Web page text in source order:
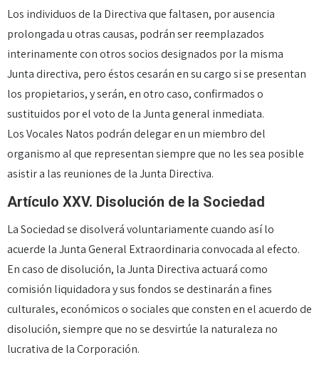
Los individuos de la Directiva que faltasen, por ausencia
prolongada u otras causas, podrán ser reemplazados
interinamente con otros socios designados por la misma
Junta directiva, pero éstos cesarán en su cargo si se presentan
los propietarios, y serán, en otro caso, confirmados o
sustituidos por el voto de la Junta general inmediata.
Los Vocales Natos podrán delegar en un miembro del
organismo al que representan siempre que no les sea posible
asistir a las reuniones de la Junta Directiva.
Artículo XXV. Disolución de la Sociedad
La Sociedad se disolverá voluntariamente cuando así lo
acuerde la Junta General Extraordinaria convocada al efecto.
En caso de disolución, la Junta Directiva actuará como
comisión liquidadora y sus fondos se destinarán a fines
culturales, económicos o sociales que consten en el acuerdo de
disolución, siempre que no se desvirtúe la naturaleza no
lucrativa de la Corporación.